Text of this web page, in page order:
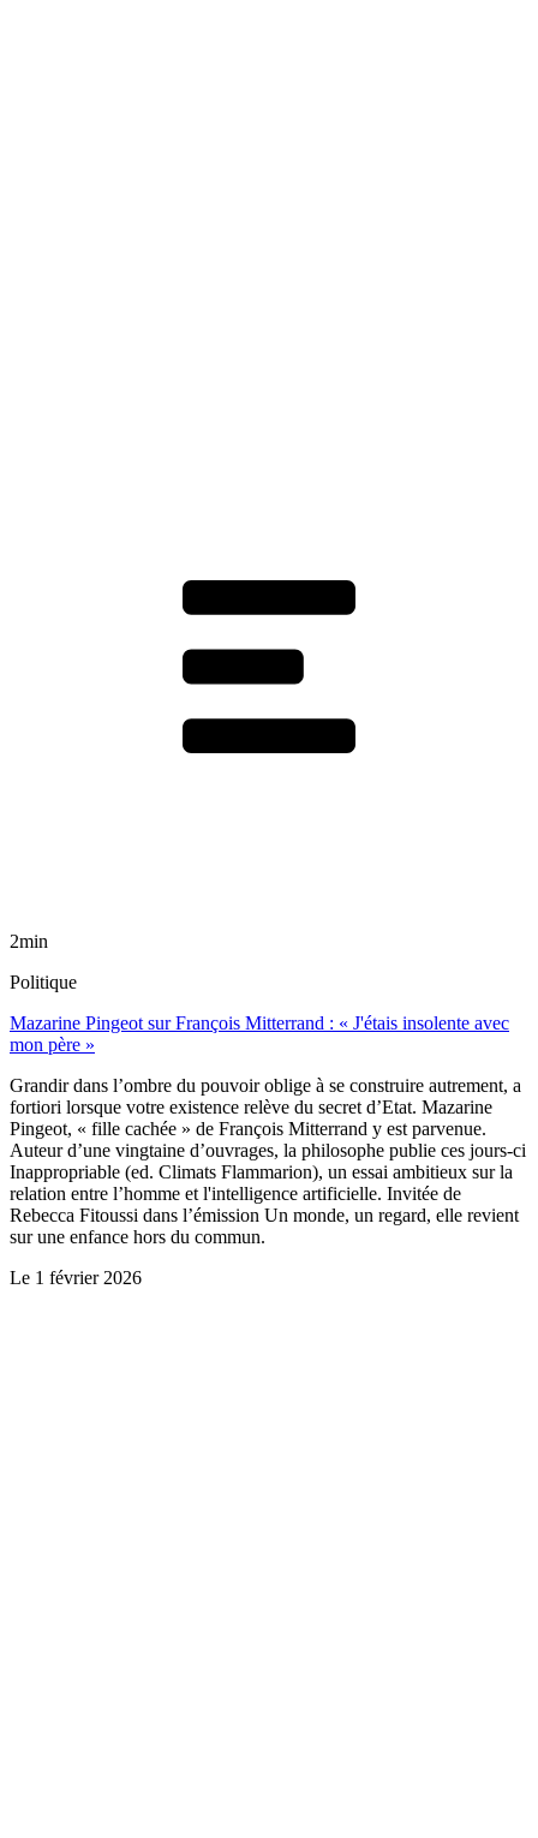
2min
Politique
Mazarine Pingeot sur François Mitterrand : « J'étais insolente avec
mon père »
Grandir dans l’ombre du pouvoir oblige à se construire autrement, a
fortiori lorsque votre existence relève du secret d’Etat. Mazarine
Pingeot, « fille cachée » de François Mitterrand y est parvenue.
Auteur d’une vingtaine d’ouvrages, la philosophe publie ces jours-ci
Inappropriable (ed. Climats Flammarion), un essai ambitieux sur la
relation entre l’homme et l'intelligence artificielle. Invitée de
Rebecca Fitoussi dans l’émission Un monde, un regard, elle revient
sur une enfance hors du commun.
Le 1 février 2026